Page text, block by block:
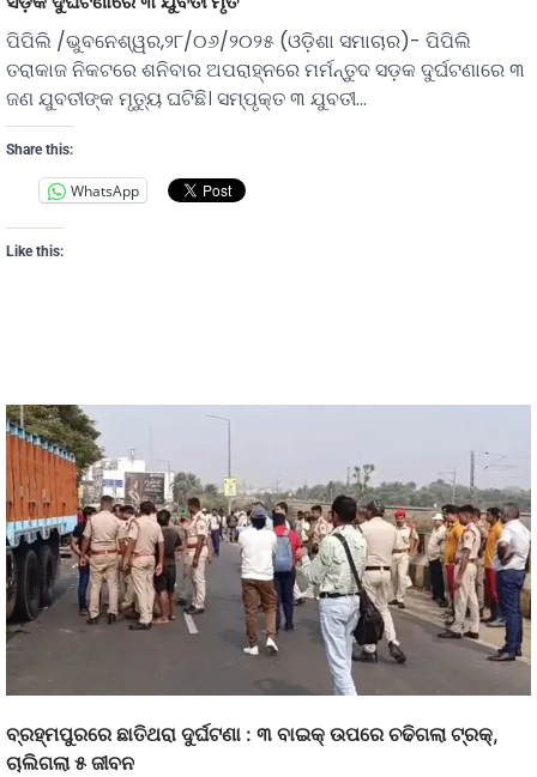
ପିପିଲି /ଭୁବନେଶ୍ୱର,୨୮/୦୬/୨୦୨୫ (ଓଡ଼ିଶା ସମାଚାର)- ପିପିଲି
ତରାକାଜ ନିକଟରେ ଶନିବାର ଅପରାହ୍ନରେ ମର୍ମନ୍ତୁଦ ସଡ଼କ ଦୁର୍ଘଟଣାରେ ୩
ଜଣ ଯୁବତୀଙ୍କ ମୃତ୍ୟୁ ଘଟିଛି। ସମ୍ପୃକ୍ତ ୩ ଯୁବତୀ…
Share this:
WhatsApp
Like this:
ବ୍ରହ୍ମପୁରରେ ଛାତିଥରା ଦୁର୍ଘଟଣା : ୩ ବାଇକ୍ ଉପରେ ଚଢିଗଲା ଟ୍ରକ୍,
ଚାଲିଗଲା ୫ ଜୀବନ